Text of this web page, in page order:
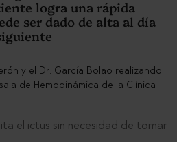
logra una rápida
ser dado de alta al día
el ictus sin necesidad de tomar